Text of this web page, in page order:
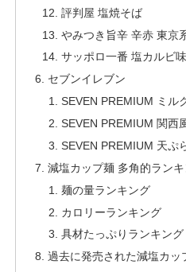
評判屋 塩焼そば
やみつき旨辛 辛赤 東京
サッポロ一番 塩カルビ
セブンイレブン
SEVEN PREMIUM ミル
SEVEN PREMIUM 関西
SEVEN PREMIUM 天ぷ
減塩カップ麺 多角的ラン
麺の量ランキング
カロリーランキング
具材たっぷりランキング
過去に発売された減塩カッ